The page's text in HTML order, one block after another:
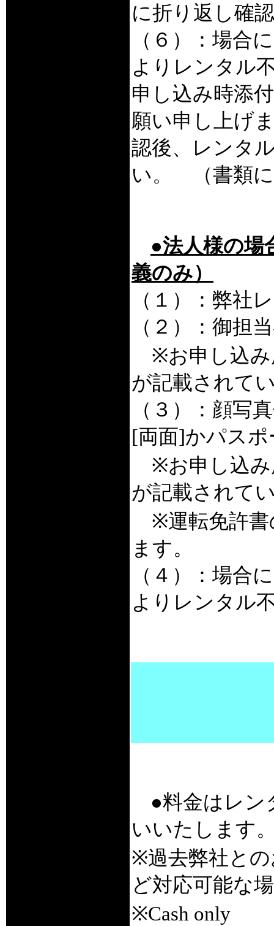
に折り返し確
（６）：場合
よりレンタル
申し込み時添
願い申し上げ
認後、レンタ
い。 （書類に
●法人様の場
義のみ）
（１）：弊社
（２）：御担
※お申し込み
が記載されて
（３）：顔写
[両面]かパス
※お申し込み
が記載されて
※運転免許書
ます。
（４）：場合
よりレンタル
●料金はレン
いいたします
※過去弊社と
ど対応可能な
※Cash only